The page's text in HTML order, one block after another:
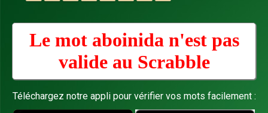
Le mot aboinida n'est pas
valide au Scrabble
Téléchargez notre appli pour vérifier vos mots facilement :